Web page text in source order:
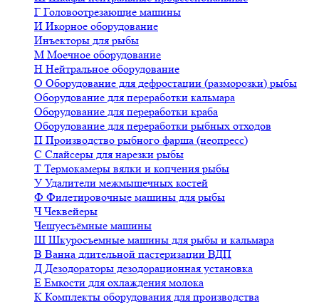
Г Головоотрезающие машины
И Икорное оборудование
Инъекторы для рыбы
М Моечное оборудование
Н Нейтральное оборудование
О Оборудование для дефростации (разморозки) рыбы
Оборудование для переработки кальмара
Оборудование для переработки краба
Оборудование для переработки рыбных отходов
П Производство рыбного фарша (неопресс)
С Слайсеры для нарезки рыбы
Т Термокамеры вялки и копчения рыбы
У Удалители межмышечных костей
Ф Филетировочные машины для рыбы
ЧЧеквейеры
Чешуесъёмные машины
Ш Шкуросъемные машины для рыбы и кальмара
В Ванна длительной пастеризации ВДП
Д Дезодораторы дезодорационная установка
Е Емкости для охлаждения молока
К Комплекты оборудования для производства